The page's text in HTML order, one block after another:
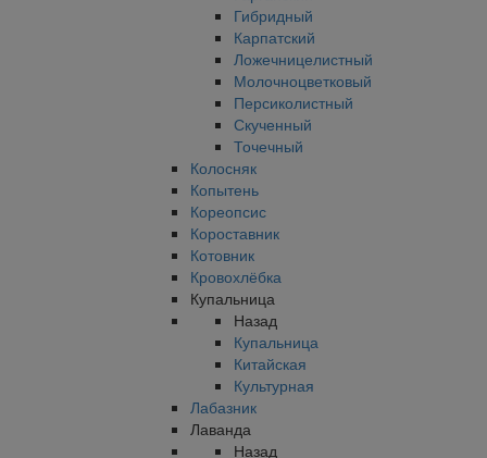
Гибридный
Карпатский
Ложечницелистный
Молочноцветковый
Персиколистный
Скученный
Точечный
Колосняк
Копытень
Кореопсис
Короставник
Котовник
Кровохлёбка
Купальница
Назад
Купальница
Китайская
Культурная
Лабазник
Лаванда
Назад